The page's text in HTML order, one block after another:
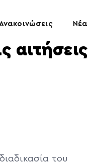
Νέα
αιτήσεις
του